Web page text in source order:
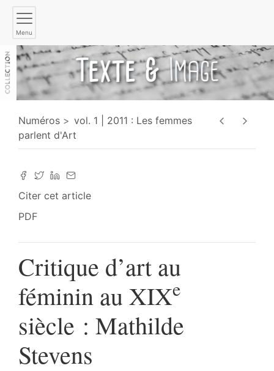
Menu
Numéros
vol. 1 | 2011 : Les femmes
parlent d'Art
Citer cet article
PDF
Critique d’art au
féminin au XIXe
siècle : Mathilde
Stevens